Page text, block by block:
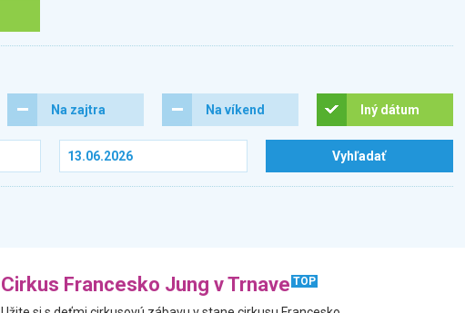
Na zajtra Na víkend Iný dátum
Cirkus Francesko Jung v Trnave TOP